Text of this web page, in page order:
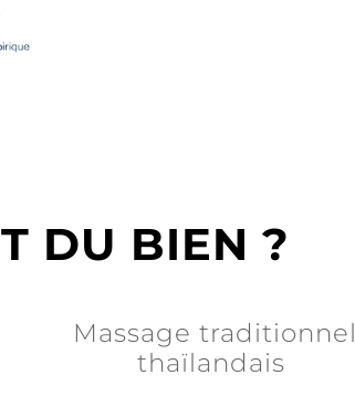
DU BIEN ?
Massage traditionnel
thaïlandais